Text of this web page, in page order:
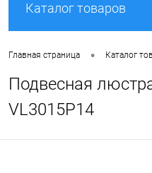
Каталог товаров
Главная страница • Каталог
Подвесная
VL3015P14